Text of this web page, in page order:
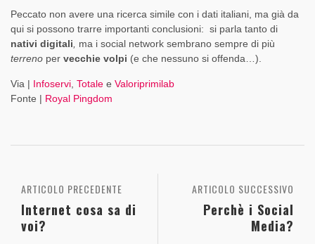
Peccato non avere una ricerca simile con i dati italiani, ma già da
qui si possono trarre importanti conclusioni: si parla tanto di
nativi digitali
ma i social network sembrano sempre di più
terreno per vecchie volpi (e che nessuno si offenda…).
Via | Infoservi Totale e Valoriprimilab
Fonte | Royal Pingdom
ARTICOLO SUCCESSIVO
Perchè i Social
Media?
ARTICOLO PRECEDENTE
Internet cosa sa di
voi?